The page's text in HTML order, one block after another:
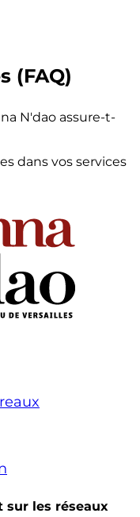
(FAQ)
N'dao assure-t-
dans vos services
sur les réseaux